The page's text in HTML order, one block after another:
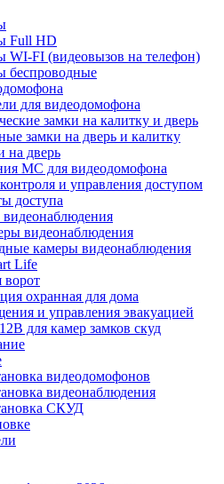
Full HD
WI-FI (видеовызов на телефон)
беспроводные
для видеодомофона
замки на калитку и дверь
замки на дверь и калитку
на дверь
МС для видеодомофона
и управления доступом
доступа
видеонаблюдения
камеры видеонаблюдения
Life
ворот
охранная для дома
и управления эвакуацией
для камер замков скуд
видеодомофонов
видеонаблюдения
СКУД